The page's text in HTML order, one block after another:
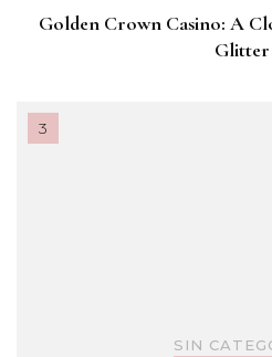
Golden Crown Casino: A
Glitter
SIN